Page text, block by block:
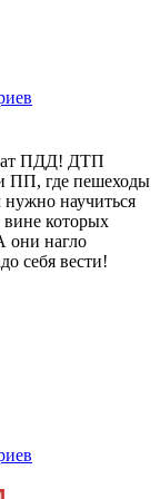
ПДД! ДТП
ПП, где пешеходы
научиться
которых
они нагло
себя вести!